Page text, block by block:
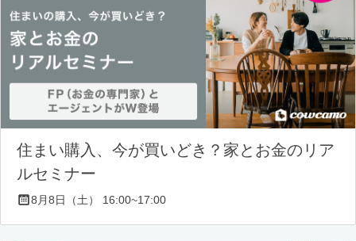
住まい購入、今が買いどき？家とお金のリア
ルセミナー
8月8日（土） 16:00~17:00